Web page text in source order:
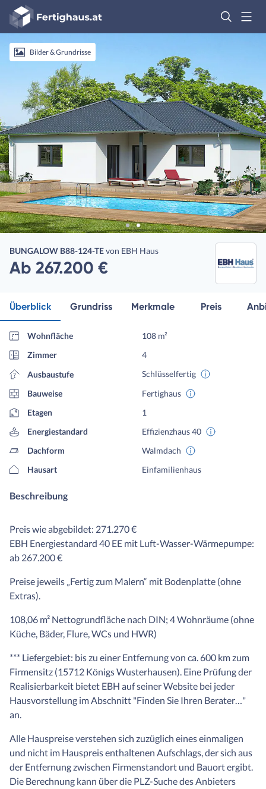
Fertighaus
Logo
AnmeldenBilder & Grundrisse
BUNGALOW B88-124-TEvon EBH Haus
Ab 267.200 €
Überblick Grundriss Merkmale Preis
Wohnfläche
108 m²
Zimmer
4
Ausbaustufe
Schlüsselfertig
Bauweise
Fertighaus
Etagen
1
Energiestandard
Effizienzhaus 40
Dachform
Walmdach
Hausart
Einfamilienhaus
Beschreibung
Preis wie abgebildet: 271.270 €
EBH Energiestandard 40 EE mit Luft-Wasser-Wärmepumpe:
ab 267.200 €
Preise jeweils „Fertig zum Malern“ mit Bodenplatte (ohne
Extras).
108,06 m² Nettogrundfläche nach DIN; 4 Wohnräume (ohne
Küche, Bäder, Flure, WCs und HWR)
*** Liefergebiet: bis zu einer Entfernung von ca. 600 km zum
Firmensitz (15712 Königs Wusterhausen). Eine Prüfung der
Realisierbarkeit bietet EBH auf seiner Website bei jeder
Hausvorstellung im Abschnitt "Finden Sie Ihren Berater…"
an.
Alle Hauspreise verstehen sich zuzüglich eines einmaligen
und nicht im Hauspreis enthaltenen Aufschlags, der sich aus
der Entfernung zwischen Firmenstandort und Bauort ergibt.
Die Berechnung kann über die PLZ-Suche des Anbieters